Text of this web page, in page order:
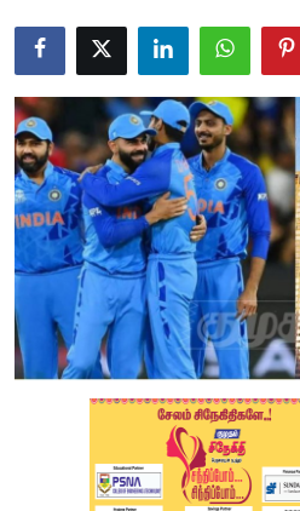
Spirituality
Weather
Politics